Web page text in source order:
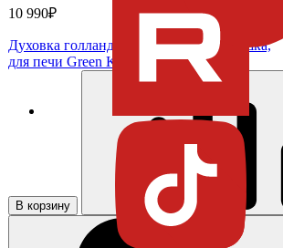
10 990₽
Духовка голландская (чугунная), крышка,
для печи Green Kamado L/XL
В корзину